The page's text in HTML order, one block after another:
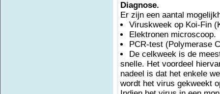
Diagnose.
Er zijn een aantal
Viruskweek op Koi-Fin
Elektronen microscoop.
PCR-test (Polymerase
De celkweek is de
snelle. Het voordeel
nadeel is dat het enkele
wordt het virus gekweekt